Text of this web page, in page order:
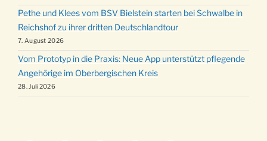
Pethe und Klees vom BSV Bielstein starten bei Schwalbe in
Reichshof zu ihrer dritten Deutschlandtour
7. August 2026
Vom Prototyp in die Praxis: Neue App unterstützt pflegende
Angehörige im Oberbergischen Kreis
28. Juli 2026